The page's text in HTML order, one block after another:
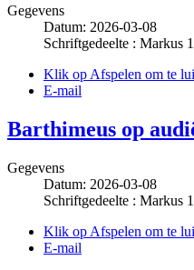
Gegevens
Datum: 2026-03-08
Schriftgedeelte : Markus
Klik op Afspelen om te
E-mail
Barthimeus op
Gegevens
Datum: 2026-03-08
Schriftgedeelte : Markus
Klik op Afspelen om te
E-mail